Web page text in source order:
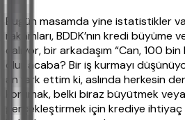
Bugün masamda yine istatistikler
rakamları, BDDK’nın kredi büyüme
çalıyor, bir arkadaşım “Can, 100
olur acaba? Bir iş kurmayı
an fark ettim ki, aslında herkesin
korumak, belki biraz büyütmek
gerçekleştirmek için krediye